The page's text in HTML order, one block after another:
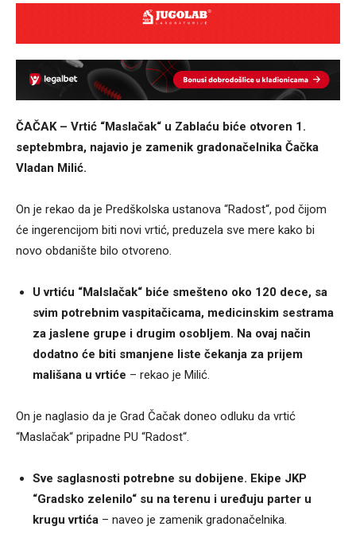
ČAČAK – Vrtić “Maslačak“ u Zablaću biće otvoren 1.
septebmbra, najavio je zamenik gradonačelnika Čačka
Vladan Milić.
On je rekao da je Predškolska ustanova “Radost“, pod čijom
će ingerencijom biti novi vrtić, preduzela sve mere kako bi
novo obdanište bilo otvoreno.
U vrtiću “Malslačak“ biće smešteno oko 120 dece, sa
svim potrebnim vaspitačicama, medicinskim sestrama
za jaslene grupe i drugim osobljem. Na ovaj način
dodatno će biti smanjene liste čekanja za prijem
mališana u vrtiće – rekao je Milić.
On je naglasio da je Grad Čačak doneo odluku da vrtić
“Maslačak“ pripadne PU “Radost“.
Sve saglasnosti potrebne su dobijene. Ekipe JKP
“Gradsko zelenilo“ su na terenu i uređuju parter u
krugu vrtića – naveo je zamenik gradonačelnika.